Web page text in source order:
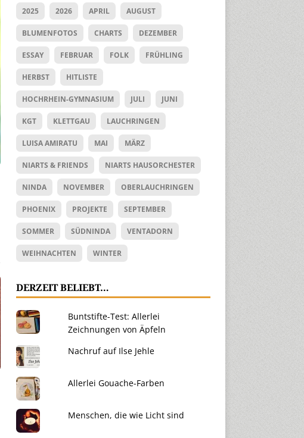
2025 2026 APRIL AUGUST
BLUMENFOTOS CHARTS DEZEMBER
ESSAY FEBRUAR FOLK FRÜHLING
HERBST HITLISTE
HOCHRHEIN-GYMNASIUM JULI JUNI
KGT KLETTGAU LAUCHRINGEN
LUISA AMIRATU MAI MÄRZ
NIARTS & FRIENDS NIARTS HAUSORCHESTER
NINDA NOVEMBER OBERLAUCHRINGEN
PHOENIX PROJEKTE SEPTEMBER
SOMMER SÜDNINDA VENTADORN
WEIHNACHTEN WINTER
DERZEIT BELIEBT…
Buntstifte-Test: Allerlei
Zeichnungen von Äpfeln
Nachruf auf Ilse Jehle
Allerlei Gouache-Farben
Menschen, die wie Licht sind